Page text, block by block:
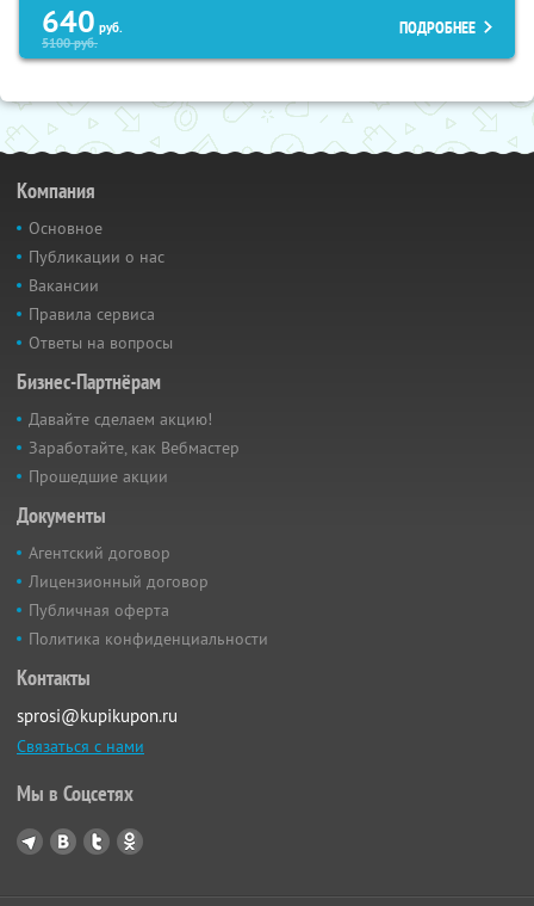
640 руб.
5100руб.
ПОДРОБНЕЕ
Компания
Основное
Публикации о нас
Вакансии
Правила сервиса
Ответы на вопросы
Бизнес-Партнёрам
Давайте сделаем акцию!
Заработайте, как Вебмастер
Прошедшие акции
Документы
Агентский договор
Лицензионный договор
Публичная оферта
Политика конфиденциальности
Контакты
sprosi@kupikupon.ru
Связаться с нами
Мы в Соцсетях